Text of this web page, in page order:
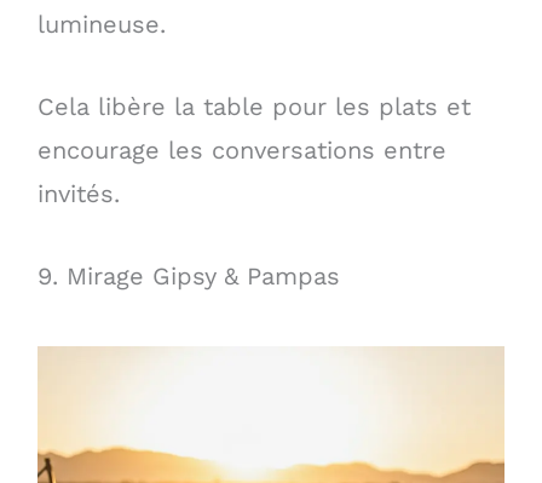
lumineuse.
Cela libère la table pour les plats et
encourage les conversations entre
invités.
9. Mirage Gipsy & Pampas